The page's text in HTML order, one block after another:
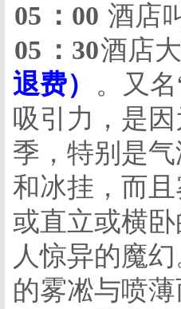
05 ： 00 酒店
05 ： 30酒店
退费）
。又
吸引力，是
季，特别是
和冰挂，而
或直立或横
人惊异的魔
的雾凇与喷